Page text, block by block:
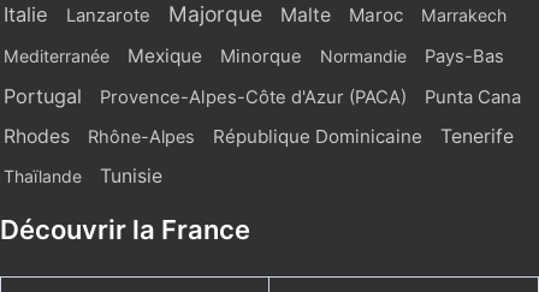
Italie Lanzarote Majorque Malte Maroc
Marrakech
Mediterranée
Mexique Minorque Normandie Pays-Bas
Portugal Provence-Alpes-Côte d'Azur (PACA) Punta Cana
Rhodes Rhône-Alpes République Dominicaine Tenerife
Thaïlande Tunisie
Découvrir la France